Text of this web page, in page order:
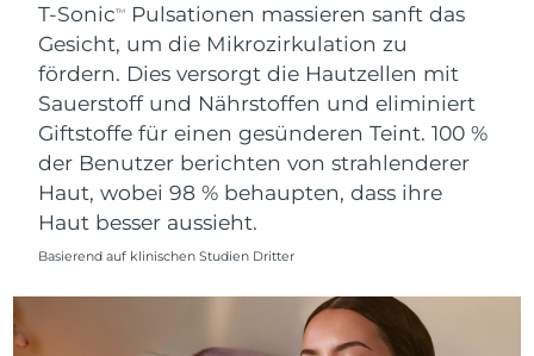
T-SonicTM
Pulsationen massieren sanft das
Gesicht, um die Mikrozirkulation zu
fördern. Dies versorgt die Hautzellen mit
Sauerstoff und Nährstoffen und eliminiert
Giftstoffe für einen gesünderen Teint. 100 %
der Benutzer berichten von strahlenderer
Haut, wobei 98 % behaupten, dass ihre
Haut besser aussieht.
Basierend auf klinischen Studien Dritter
Russland Erwartete Lieferung8/17/26
Saudi-Arabien Erwartete Lieferung8/10/26
Singapur Erwartete Lieferung8/11/26
Slowakei Erwartete Lieferung
Slowenien
Südafrika Erwartete Lieferung8/17/26